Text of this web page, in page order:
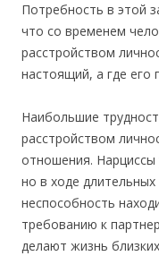
Потребность в этой
что со временем
расстройством
настоящий, а где его
Наибольшие
расстройством
отношения.
но в ходе
неспособность
требованию к
делают жизнь